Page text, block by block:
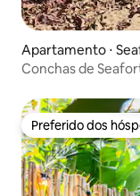
Apartamento ⋅
Conchas de
Preferido dos
Preferido dos